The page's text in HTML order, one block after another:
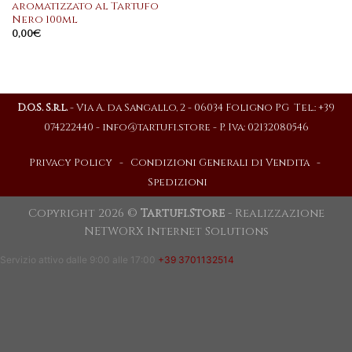
aromatizzato al Tartufo
Nero 100ml
0,00€
D.O.S. S.r.l.- Via A. da Sangallo, 2 - 06034 Foligno PG Tel.: +39
074222440 - info@tartufi.store - P. Iva: 02132080546
Privacy Policy - Condizioni Generali di Vendita-
Spedizioni
Copyright 2026 © Tartufi.Store- Realizzazione
NETWORX Internet Solutions
Servizio attivo dalle 9:00 alle 17:00 +39 3701132514